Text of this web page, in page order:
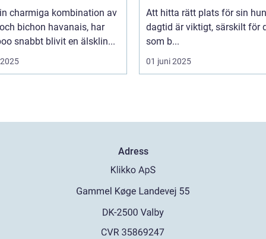
charmiga kombination av
bichon havanais, har
snabbt blivit en älsklin...
Att hitta rätt plats för sin
dagtid är viktigt, särskilt för
som b...
01 juni 2025
Adress